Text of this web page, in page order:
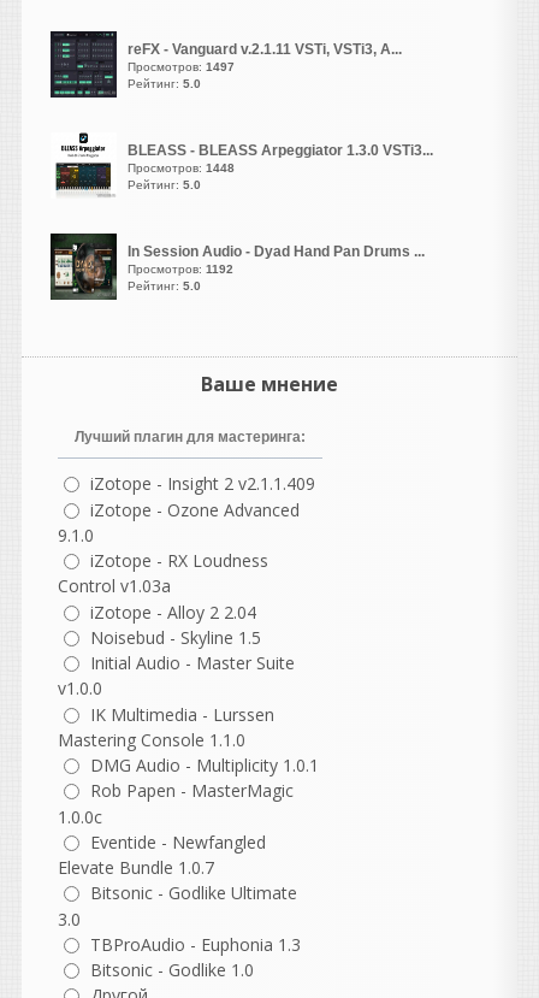
vangog171
написал 07.08.2026 в17:38
Удалил свое. Полная
Heavy
написал 07.08.2026 в
Похоже, не работает кряк,
недолом. Проверил на двух
машинах и разными
способами, по прежнему
написал 07.08.2026 в16:51
бывает на свете чудес,
коллега, всегда все надо
потом допиливать ручками.
Но в моих случаях один и
распознавала лучше, чем
даже суновский платный
штатный преобразователь
(он вообще довольно
кривой, кстати). А вот
чистые партии призма
берет вообще влёт, лучше
встроенного в S1. Впрочем,
я просто делюсь опытом, а
вы уже сами подбирайте
под себя, что удобнее.
NewYork4017
написал 07.08.2026 в
раздайте пожалуйста
reFX - Vanguard v.2.1.11 VSTi, VSTi3, A...
Просмотров: 1497
Рейтинг: 5.0
BLEASS - BLEASS Arpeggiator 1.3.0 VSTi3...
Просмотров: 1448
Рейтинг: 5.0
In Session Audio - Dyad Hand Pan Drums ...
Просмотров: 1192
Рейтинг: 5.0
Ваше мнение
Лучший плагин для мастеринга:
iZotope - Insight 2 v2.1.1.409
iZotope - Ozone Advanced
9.1.0
iZotope - RX Loudness
Control v1.03a
iZotope - Alloy 2 2.04
Noisebud - Skyline 1.5
Initial Audio - Master Suite
v1.0.0
IK Multimedia - Lurssen
Mastering Console 1.1.0
DMG Audio - Multiplicity 1.0.1
Rob Papen - MasterMagic
1.0.0c
Eventide - Newfangled
Elevate Bundle 1.0.7
Bitsonic - Godlike Ultimate
3.0
TBProAudio - Euphonia 1.3
Bitsonic - Godlike 1.0